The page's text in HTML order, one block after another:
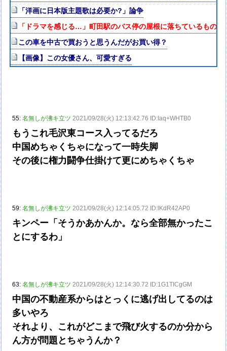
「洋画に日本版主題歌は必要か?」論争
「ドラマを感じる…」町田駅のバス停の屋根に落ちているもの
この車を中古で買おうと思うんだがお買い得？
【画像】この女優さん、可愛すぎる
55:名無しが沸キ立ツ 2021/09/28(火) 12:13:42.76 ID:Iaq+WHTB0
もうこれ毛沢東コース入ってるだろ
中国めちゃくちゃになって一時失脚
その後に権力闘争仕掛けて更にめちゃくちゃ
59:名無しが沸キ立ツ 2021/09/28(火) 12:14:05.72 ID:lKdR42AP0
キンペー「そうかあかんか。なら全部無かったこ
とにするわ」
63:名無しが沸キ立ツ 2021/09/28(火) 12:14:30.72 ID:1G1TICgGM
中国の不動産系からはとっくに逃げ出してるのは
多いやろ
それより、これがどこまで飛び火するのか分から
ん方が問題とちゃうんか？